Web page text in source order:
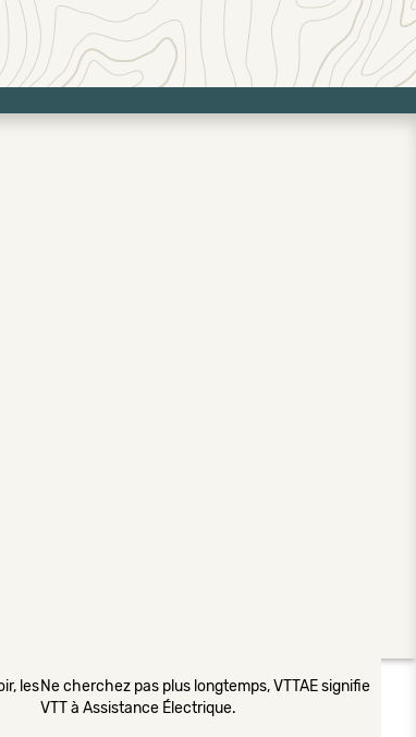
lesNe cherchez pas plus longtemps, VTTAE signifie
VTT à Assistance Électrique.